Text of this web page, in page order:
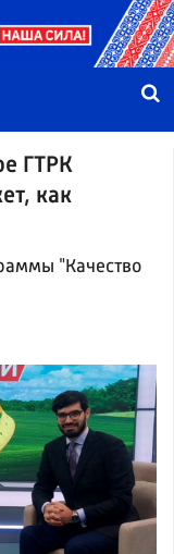
ГТРК
как
"Качество